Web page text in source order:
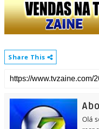
Share This
Olá